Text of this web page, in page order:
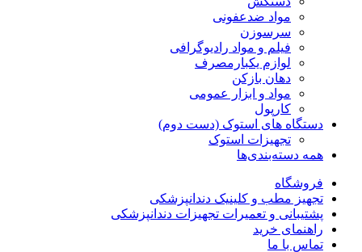
مواد ضدعفونی
سرسوزن
فیلم و مواد رادیوگرافی
لوازم یکبارمصرف
دهان بازکن
مواد و ابزار عمومی
کارپول
دستگاه های استوک (دست دوم)
تجهیزات استوک
همه دسته‌بندی‌ها
فروشگاه
تجهیز مطب و کلینیک دندانپزشکی
پشتیبانی و تعمیرات تجهیزات دندانپزشکی
راهنمای خرید
تماس با ما